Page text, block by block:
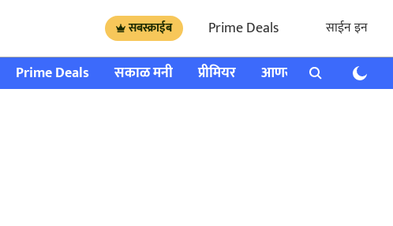
सबस्क्राईब Prime Deals साईन इन
Prime Deals सकाळ मनी प्रीमियर आणखी राशी भविष्य